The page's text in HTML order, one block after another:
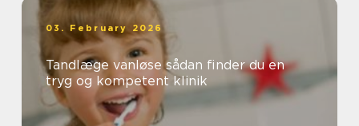
03. February 2026
Tandlæge vanløse sådan finder du en
tryg og kompetent klinik